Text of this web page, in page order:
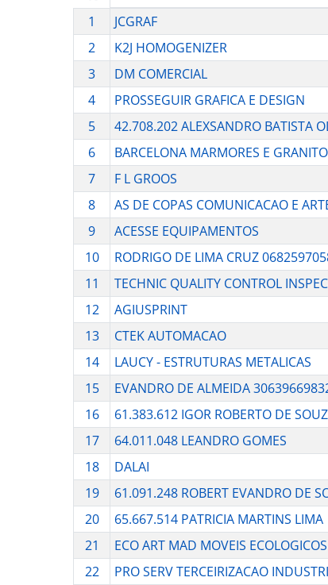
1
JCGRAF
2
K2J HOMOGENIZER
3
DM COMERCIAL
4
PROSSEGUIR GRAFICA E DESIGN
5
42.708.202 ALEXSANDRO BATISTA
6
BARCELONA MARMORES E
7
F L GROOS
8
AS DE COPAS COMUNICACAO E
9
ACESSE EQUIPAMENTOS
10
RODRIGO DE LIMA CRUZ
11
TECHNIC QUALITY CONTROL
12
AGIUSPRINT
13
CTEK AUTOMACAO
14
LAUCY - ESTRUTURAS METALICAS
15
EVANDRO DE ALMEIDA
16
61.383.612 IGOR ROBERTO DE
17
64.011.048 LEANDRO GOMES
18
DALAI
19
61.091.248 ROBERT EVANDRO DE
20
65.667.514 PATRICIA MARTINS LIMA
21
ECO ART MAD MOVEIS ECOLOGICOS
22
PRO SERV TERCEIRIZACAO